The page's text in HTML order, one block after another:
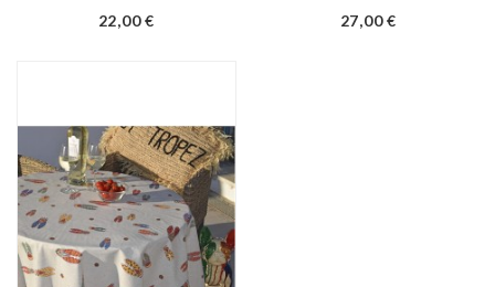
Prix
22,00 €
Prix
27,00 €